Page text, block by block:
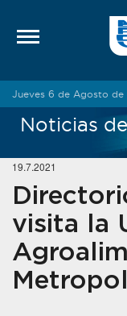
Jueves 6 de Agosto de
Noticias
19.7.2021
visita la